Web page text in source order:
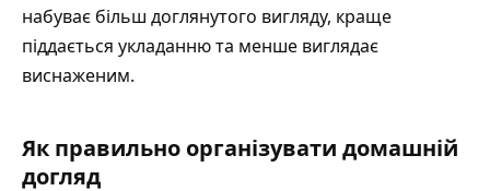
набуває більш доглянутого вигляду, краще
піддається укладанню та менше виглядає
виснаженим.
Як правильно організувати домашній
догляд